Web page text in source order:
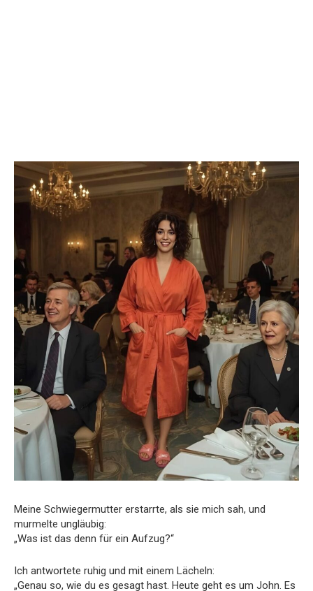
Meine Schwiegermutter erstarrte, als sie mich sah, und
murmelte ungläubig:
„Was ist das denn für ein Aufzug?“
Ich antwortete ruhig und mit einem Lächeln:
„Genau so, wie du es gesagt hast. Heute geht es um John. Es